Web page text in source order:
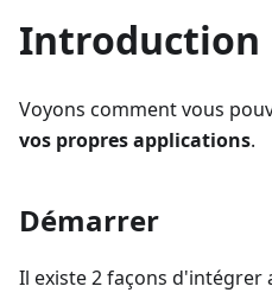
Introduction
Voyons comment vous
vos propres applications.
Démarrer
Il existe 2 façons d'intégrer